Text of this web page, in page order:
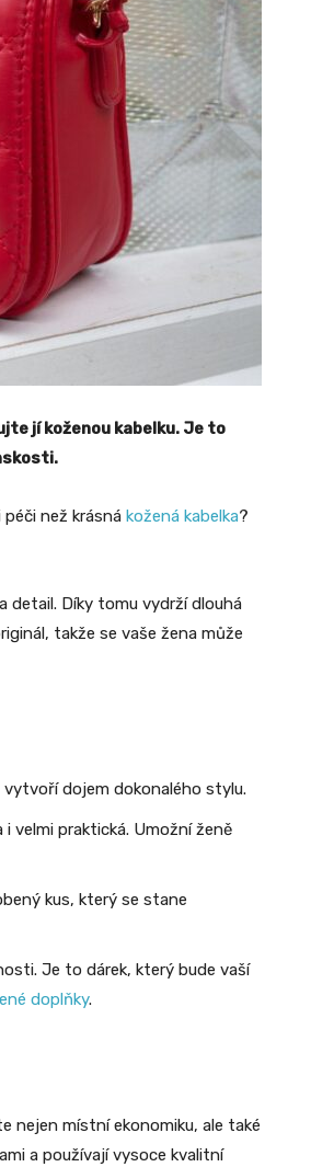
jí koženou kabelku. Je to
než krásná kožená kabelka?
detail. Díky tomu vydrží dlouhá
takže se vaše žena může
vytvoří dojem dokonalého stylu.
i velmi praktická. Umožní ženě
kus, který se stane
Je to dárek, který bude vaší
doplňky.
nejen místní ekonomiku, ale také
a používají vysoce kvalitní